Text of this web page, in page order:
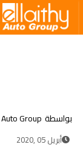
بواسطة Group
أبريل 05 ,2020